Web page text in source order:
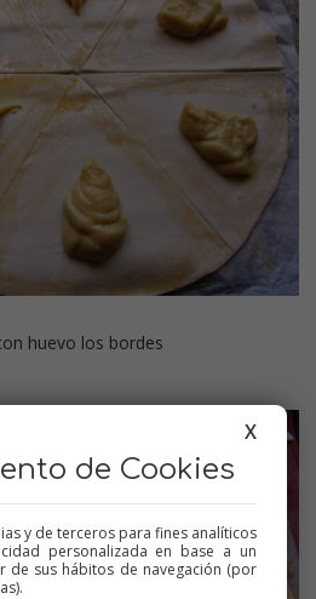
huevo los bordes
X
de Cookies
y de terceros para fines analíticos
personalizada en base a un
sus hábitos de navegación (por